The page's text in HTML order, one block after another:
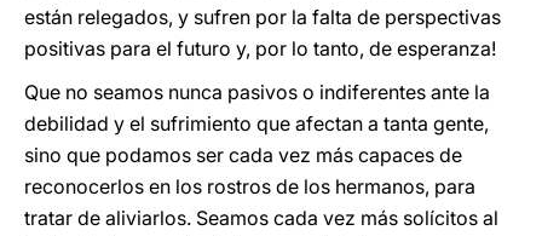
están relegados, y sufren por la falta de perspectivas
positivas para el futuro y, por lo tanto, de esperanza!
Que no seamos nunca pasivos o indiferentes ante la
debilidad y el sufrimiento que afectan a tanta gente,
sino que podamos ser cada vez más capaces de
reconocerlos en los rostros de los hermanos, para
tratar de aliviarlos. Seamos cada vez más solícitos al